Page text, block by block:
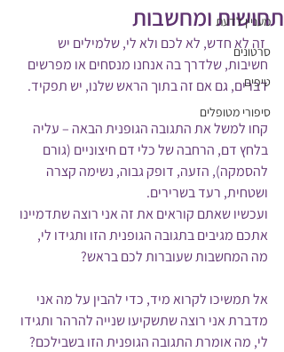
מעניין לדעת
סרטונים
טיפים
סיפורי מטופלים
תחושות ומחשבות
זה לא חדש, לא לכם ולא לי, שלמילים יש
חשיבות, שלדרך בה אנחנו מנסחים או מפרשים
דברים, גם אם זה בתוך הראש שלנו, יש תפקיד.
קחו למשל את התגובה הגופנית הבאה – עליה
בלחץ דם, הרחבה של כלי דם חיצוניים (גורם
להסמקה), הזעה, דופק גבוה, נשימה קצרה
ושטחית, רעד בשרירים.
ועכשיו שאתם קוראים את זה אני רוצה שתדמיינו
אתכם מגיבים בתגובה הגופנית הזו ותגידו לי,
מה המחשבות שעוברות לכם בראש?
אל תמשיכו לקרוא מיד, כדי להבין על מה אני
מדברת אני רוצה שתשקיעו שנייה להרהר ותגידו
לי, מה אומרת התגובה הגופנית הזו בשבילכם?